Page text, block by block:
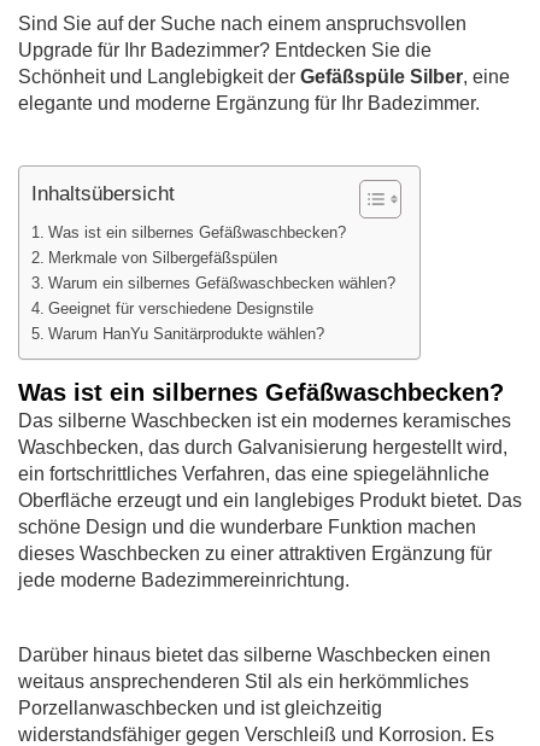
Sind Sie auf der Suche nach einem anspruchsvollen
Upgrade für Ihr Badezimmer? Entdecken Sie die
Schönheit und Langlebigkeit der Gefäßspüle Silber, eine
elegante und moderne Ergänzung für Ihr Badezimmer.
Inhaltsübersicht
Was ist ein silbernes Gefäßwaschbecken?
Merkmale von Silbergefäßspülen
Warum ein silbernes Gefäßwaschbecken wählen?
Geeignet für verschiedene Designstile
Warum HanYu Sanitärprodukte wählen?
Was ist ein silbernes Gefäßwaschbecken?
Das silberne Waschbecken ist ein modernes keramisches
Waschbecken, das durch Galvanisierung hergestellt wird,
ein fortschrittliches Verfahren, das eine spiegelähnliche
Oberfläche erzeugt und ein langlebiges Produkt bietet. Das
schöne Design und die wunderbare Funktion machen
dieses Waschbecken zu einer attraktiven Ergänzung für
jede moderne Badezimmereinrichtung.
Darüber hinaus bietet das silberne Waschbecken einen
weitaus ansprechenderen Stil als ein herkömmliches
Porzellanwaschbecken und ist gleichzeitig
widerstandsfähiger gegen Verschleiß und Korrosion. Es